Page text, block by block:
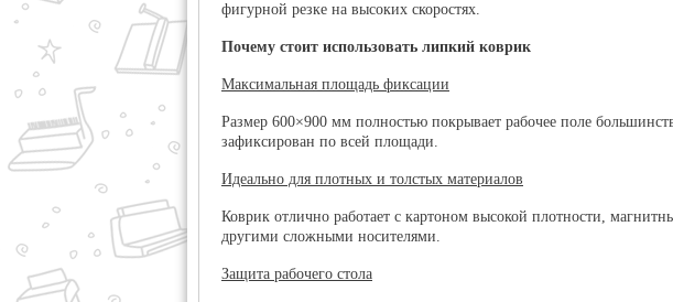
фигурной резке на высоких скоростях.
Почему стоит использовать липкий коврик
Максимальная площадь фиксации
Размер 600×900 мм полностью покрывает рабочее поле
зафиксирован по всей площади.
Идеально для плотных и толстых материалов
Коврик отлично работает с картоном высокой плотности,
другими сложными носителями.
Защита рабочего стола